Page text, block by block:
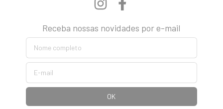
Receba nossas novidades por e-mail